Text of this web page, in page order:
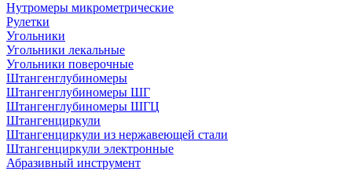
Нутромеры микрометрические
Рулетки
Угольники
Угольники лекальные
Угольники поверочные
Штангенглубиномеры
Штангенглубиномеры ШГ
Штангенглубиномеры ШГЦ
Штангенциркули
Штангенциркули из нержавеющей стали
Штангенциркули электронные
Абразивный инструмент